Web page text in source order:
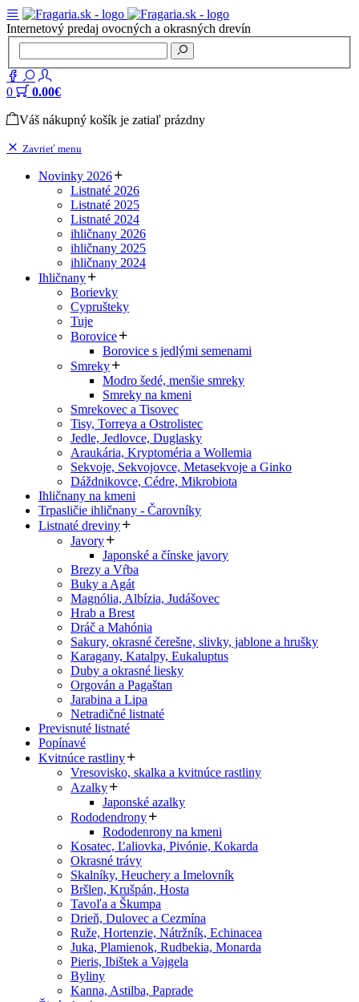
Internetový predaj ovocných a okrasných drevín
0 0.00€
Váš nákupný košík je zatiaľ prázdny
Zavrieť menu
Novinky 2026
Listnaté 2026
Listnaté 2025
Listnaté 2024
ihličnany 2026
ihličnany 2025
ihličnany 2024
Ihličnany
Borievky
Cyprušteky
Tuje
Borovice
Borovice s jedlými semenami
Smreky
Modro šedé, menšie smreky
Smreky na kmeni
Smrekovec a Tisovec
Tisy, Torreya a Ostrolistec
Jedle, Jedlovce, Duglasky
Araukária, Kryptoméria a Wollemia
Sekvoje, Sekvojovce, Metasekvoje a Ginko
Dáždnikovce, Cédre, Mikrobiota
Ihličnany na kmeni
Trpasličie ihličnany - Čarovníky
Listnaté dreviny
Javory
Japonské a čínske javory
Brezy a Vŕba
Buky a Agát
Magnólia, Albízia, Judášovec
Hrab a Brest
Dráč a Mahónia
Sakury, okrasné čerešne, slivky, jablone a hrušky
Karagany, Katalpy, Eukaluptus
Duby a okrasné liesky
Orgován a Pagaštan
Jarabina a Lipa
Netradičné listnaté
Previsnuté listnaté
Popínavé
Kvitnúce rastliny
Vresovisko, skalka a kvitnúce rastliny
Azalky
Japonské azalky
Rododendrony
Rododenrony na kmeni
Kosatec, Ľaliovka, Pivónie, Kokarda
Okrasné trávy
Skalníky, Heuchery a Imelovník
Bršlen, Krušpán, Hosta
Tavoľa a Škumpa
Drieň, Dulovec a Cezmína
Ruže, Hortenzie, Nátržník, Echinacea
Juka, Plamienok, Rudbekia, Monarda
Pieris, Ibištek a Vajgela
Byliny
Kanna, Astilba, Paprade